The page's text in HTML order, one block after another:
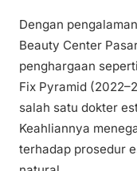
Dengan
Beauty Center
penghargaan
Fix Pyramid
salah satu dokter
Keahliannya
terhadap prosedur